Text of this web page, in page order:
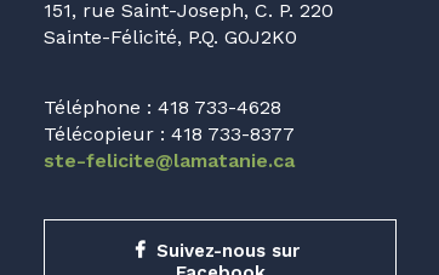
151, rue Saint-Joseph, C. P. 220
Sainte-Félicité, P.Q. G0J2K0
Téléphone : 418 733-4628
Télécopieur : 418 733-8377
ste-felicite@lamatanie.ca
Suivez-nous sur